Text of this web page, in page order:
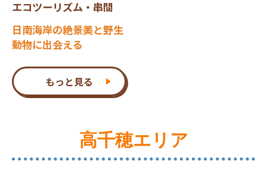
エコツーリズム・串間
日南海岸の絶景美と野生
動物に出会える
もっと見る
高千穂エリア